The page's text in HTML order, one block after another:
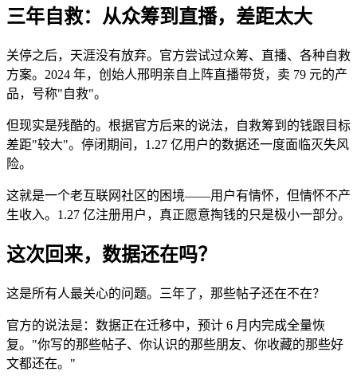
三年自救：从众筹到直播，差距太大
关停之后，天涯没有放弃。官方尝试过众筹、直播、各种自救
方案。2024 年，创始人邢明亲自上阵直播带货，卖 79 元的产
品，号称"自救"。
但现实是残酷的。根据官方后来的说法，自救筹到的钱跟目标
差距"较大"。停闭期间，1.27 亿用户的数据还一度面临灭失风
险。
这就是一个老互联网社区的困境——用户有情怀，但情怀不产
生收入。1.27 亿注册用户，真正愿意掏钱的只是极小一部分。
这次回来，数据还在吗？
这是所有人最关心的问题。三年了，那些帖子还在不在？
官方的说法是：数据正在迁移中，预计 6 月内完成全量恢
复。"你写的那些帖子、你认识的那些朋友、你收藏的那些好
文都还在。"